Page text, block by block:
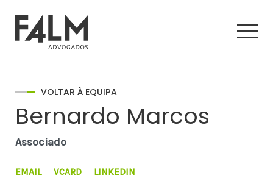
VOLTAR À EQUIPA
Bernardo Marcos
Associado
EMAIL VCARD LINKEDIN